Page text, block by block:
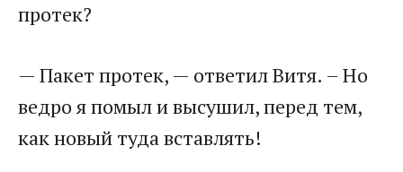
протек?
— Пакет протек, — ответил Витя. – Но
ведро я помыл и высушил, перед тем,
как новый туда вставлять!